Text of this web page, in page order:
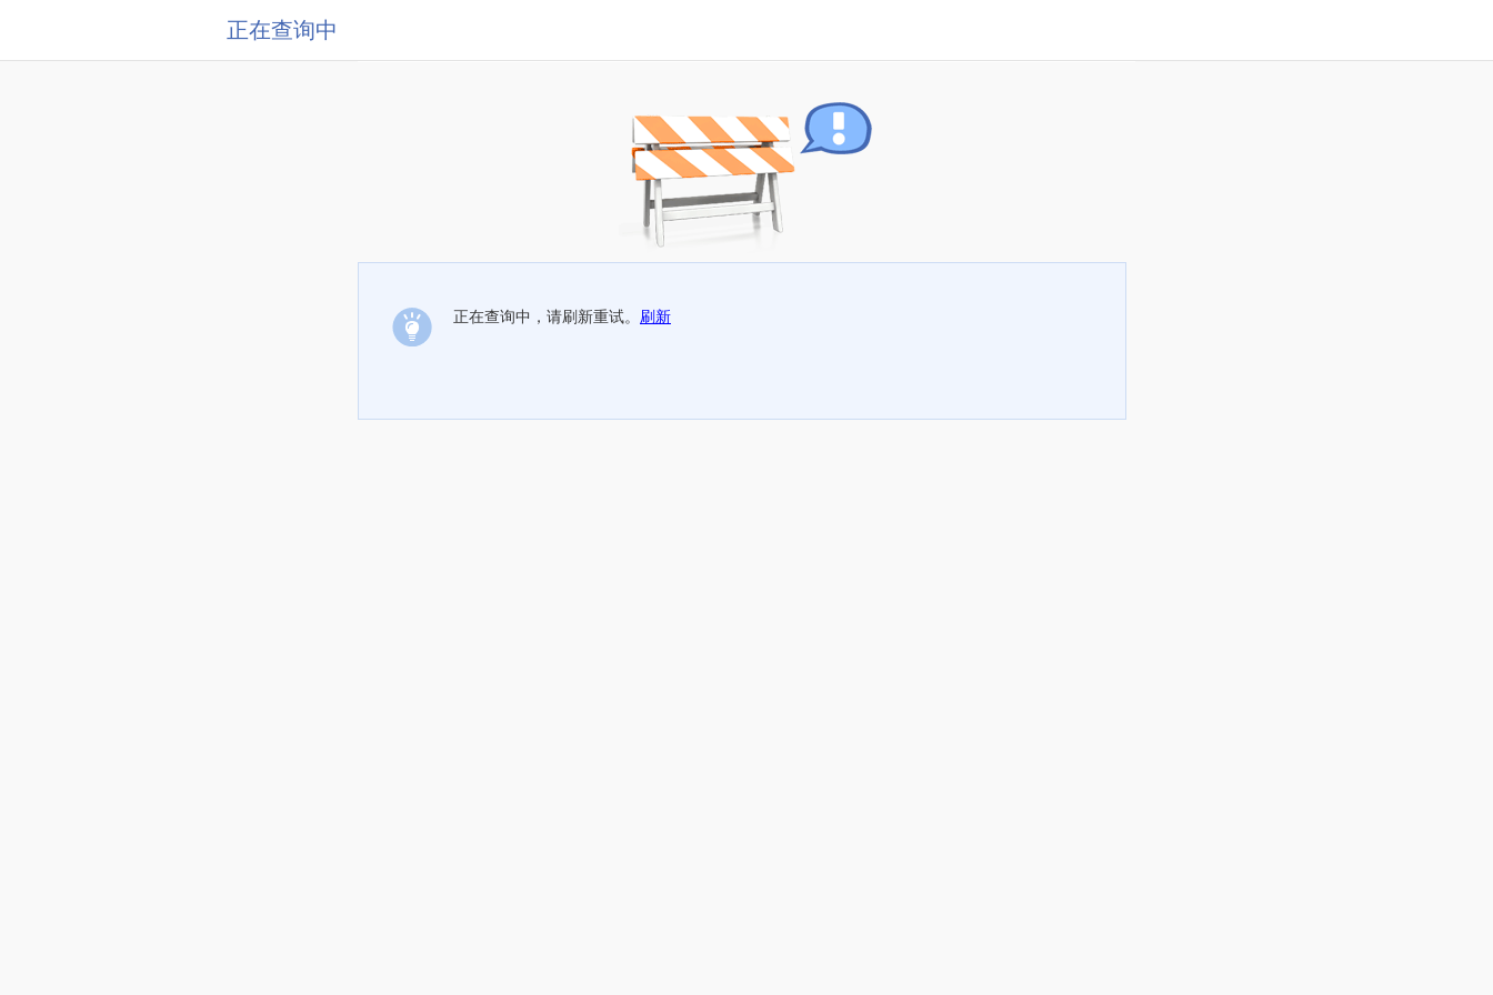
正在查询中
正在查询中，请刷新重试。 刷新